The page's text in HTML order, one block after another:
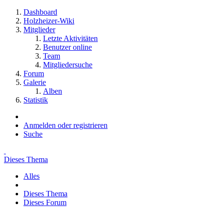
Dashboard
Holzheizer-Wiki
Mitglieder
Letzte Aktivitäten
Benutzer online
Team
Mitgliedersuche
Forum
Galerie
Alben
Statistik
Anmelden oder registrieren
Suche
Dieses Thema
Alles
Dieses Thema
Dieses Forum